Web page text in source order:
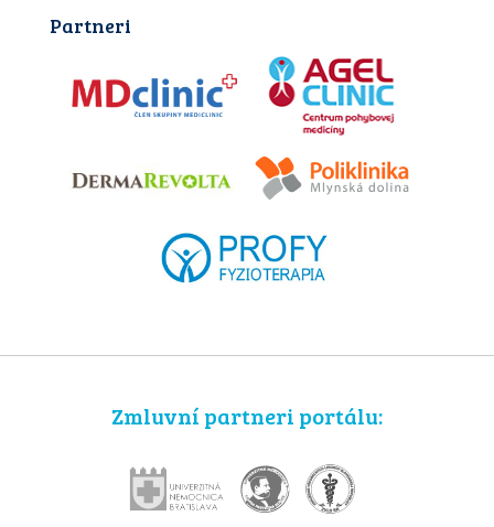
Partneri
Zmluvní partneri portálu: